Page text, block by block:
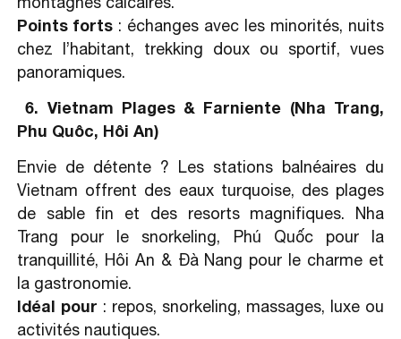
Points forts : échanges avec les minorités, nuits
chez l’habitant, trekking doux ou sportif, vues
panoramiques.
6. Vietnam Plages & Farniente (Nha Trang,
Phu Quôc, Hôi An)
Envie de détente ? Les stations balnéaires du
Vietnam offrent des eaux turquoise, des plages
de sable fin et des resorts magnifiques. Nha
Trang pour le snorkeling, Phú Quốc pour la
tranquillité, Hôi An & Đà Nang pour le charme et
la gastronomie.
Idéal pour : repos, snorkeling, massages, luxe ou
activités nautiques.